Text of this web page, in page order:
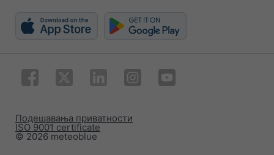
© 2026 meteoblue
ISO 9001 certificate
Подешавања приватности